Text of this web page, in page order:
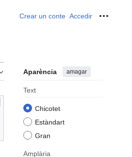
Crear un conte Accedir
Aparència amagar
Text
Chicotet
Estàndart
Gran
Amplària